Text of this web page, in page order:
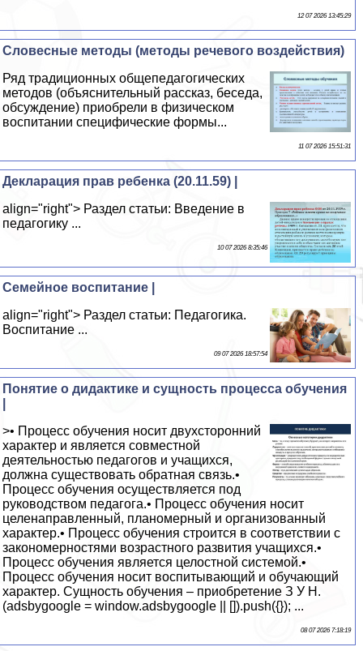
12 07 2026 13:45:29
Словесные методы (методы речевого воздействия)
Ряд традиционных общепедагогических
методов (объяснительный рассказ, беседа,
обсуждение) приобрели в физическом
воспитании специфические формы...
11 07 2026 15:51:31
Декларация прав ребенка (20.11.59) |
align="right"> Раздел статьи: Введение в
педагогику ...
10 07 2026 8:35:46
Семейное воспитание |
align="right"> Раздел статьи: Педагогика.
Воспитание ...
09 07 2026 18:57:54
Понятие о дидактике и сущность процесса обучения
>• Процесс обучения носит двухсторонний
характер и является совместной
деятельностью педагогов и учащихся,
должна существовать обратная связь.•
Процесс обучения осуществляется под
руководством педагога.• Процесс обучения носит
целенаправленный, планомерный и организованный
характер.• Процесс обучения строится в соответствии с
закономерностями возрастного развития учащихся.•
Процесс обучения является целостной системой.•
Процесс обучения носит воспитывающий и обучающий
характер. Сущность обучения – приобретение З У Н.
(adsbygoogle = window.adsbygoogle || []).push({}); ...
08 07 2026 7:18:19